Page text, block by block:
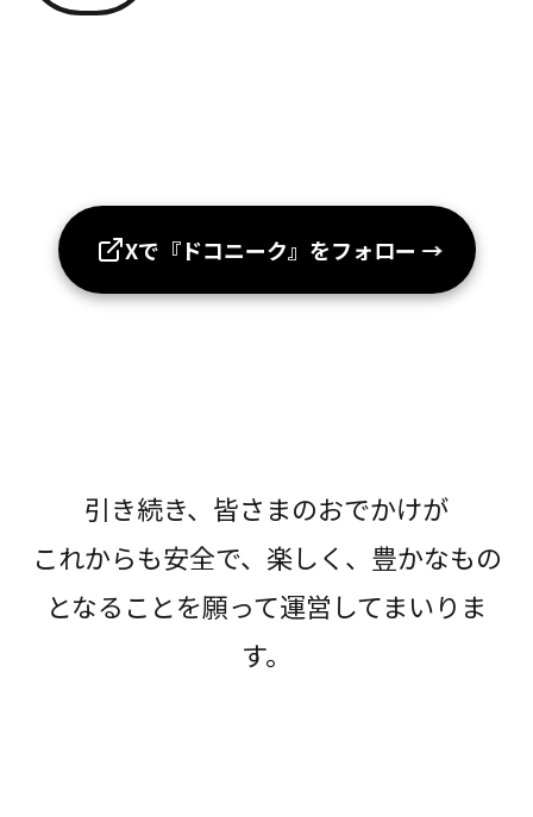
Xで『ドコニーク』をフォロー →
引き続き、皆さまのおでかけが
これからも安全で、楽しく、豊かなもの
となることを願って運営してまいりま
す。